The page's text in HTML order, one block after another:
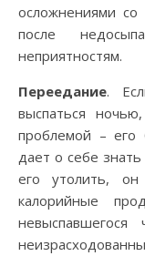
осложнениями
после
неприятностям.
Переедание.
выспаться
проблемой – его
дает о себе
его утолить, он
калорийные
невыспавшегося